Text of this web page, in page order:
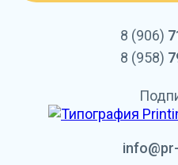
8 (906)
8 (958)